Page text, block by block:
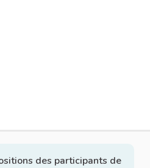
des participants de